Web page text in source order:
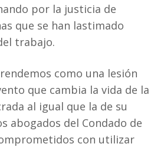
por la justicia de
que se han lastimado
trabajo.
como una lesión
que cambia la vida de la
al igual que la de su
abogados del Condado de
con utilizar